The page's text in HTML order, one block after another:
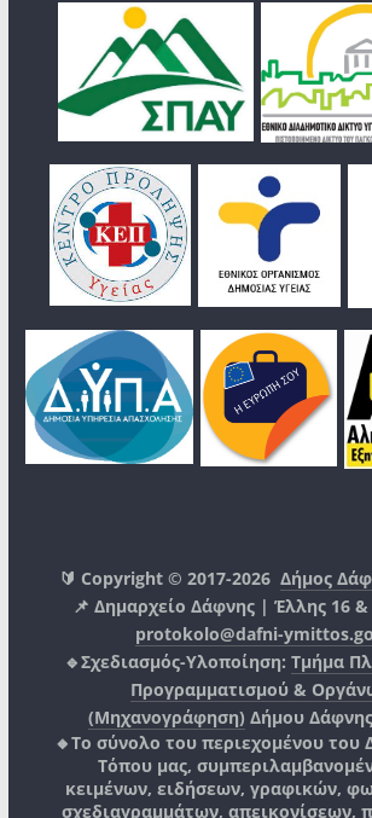
🔰 Copyright © 2017-2026Δήμος
📌 Δημαρχείο Δάφνης | Έλλης 16
protokolo@dafni-
🔹Σχεδιασμός-Υλοποίηση: Τμήμα
Προγραμματισμού &
(Μηχανογράφηση) Δήμου
🔸Το σύνολο του περιεχομένου του
Τόπου μας,
κειμένων, ειδήσεων, γραφικών,
σχεδιαγραμμάτων, απεικονίσεων,